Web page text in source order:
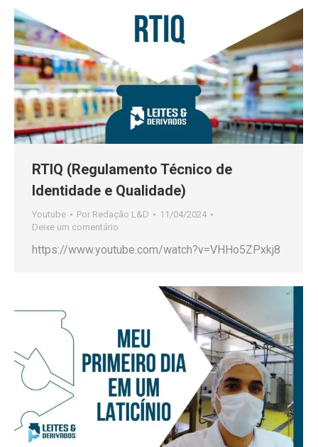
RTIQ (Regulamento Técnico de
Identidade e Qualidade)
Youtube Por Redação L&D
11/04/2024
Deixe um comentário
https://www.youtube.com/watch?v=VHHo5ZPxkj8